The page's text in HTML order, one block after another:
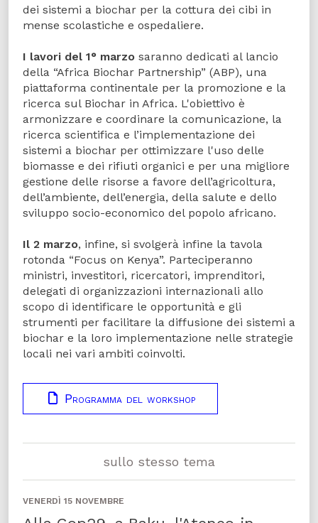
dei sistemi a biochar per la cottura dei cibi in
mense scolastiche e ospedaliere.
I lavori del 1° marzo saranno dedicati al lancio
della “Africa Biochar Partnership” (ABP), una
piattaforma continentale per la promozione e la
ricerca sul Biochar in Africa. L'obiettivo è
armonizzare e coordinare la comunicazione, la
ricerca scientifica e l’implementazione dei
sistemi a biochar per ottimizzare l'uso delle
biomasse e dei rifiuti organici e per una migliore
gestione delle risorse a favore dell’agricoltura,
dell’ambiente, dell’energia, della salute e dello
sviluppo socio-economico del popolo africano.
Il 2 marzo, infine, si svolgerà infine la tavola
rotonda “Focus on Kenya”. Parteciperanno
ministri, investitori, ricercatori, imprenditori,
delegati di organizzazioni internazionali allo
scopo di identificare le opportunità e gli
strumenti per facilitare la diffusione dei sistemi a
biochar e la loro implementazione nelle strategie
locali nei vari ambiti coinvolti.
Programma del workshop
sullo stesso tema
VENERDÌ 15 NOVEMBRE